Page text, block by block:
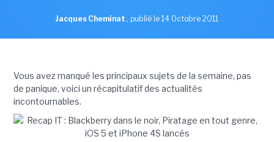
Jacques Cheminat , publié le 14 Octobre 2011
Vous avez manqué les principaux sujets de la semaine, pas
de panique, voici un récapitulatif des actualités
incontournables.